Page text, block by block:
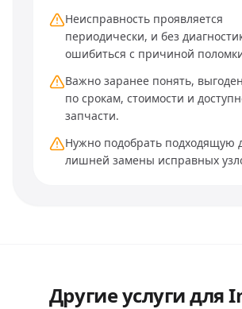
Неисправность проявляется
периодически, и без
ошибиться с причиной
Важно заранее понять,
по срокам, стоимости и
запчасти.
Нужно подобрать подходящую
лишней замены исправных
Другие услугидля